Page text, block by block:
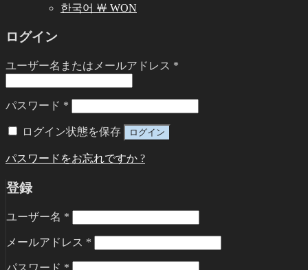
한국어 ￦ WON
ログイン
ユーザー名またはメールアドレス *
パスワード *
ログイン状態を保存 ログイン
パスワードをお忘れですか ?
登録
ユーザー名 *
メールアドレス *
パスワード *